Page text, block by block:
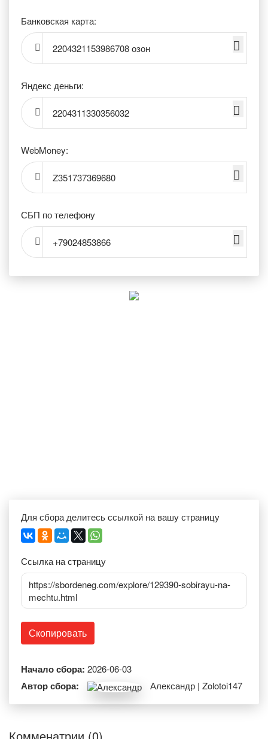
Банковская карта:
2204321153986708 озон
Яндекс деньги:
2204311330356032
WebMoney:
Z351737369680
СБП по телефону
+79024853866
Для сбора делитесь ссылкой на вашу страницу
Ссылка на страницу
https://sbordeneg.com/explore/129390-sobirayu-na-
mechtu.html
Скопировать
Начало сбора: 2026-06-03
Автор сбора: Александр | Zolotoi147